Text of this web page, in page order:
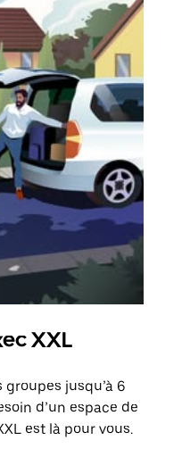
XXL
jusqu’à 6
d’un espace de
est là pour vous.